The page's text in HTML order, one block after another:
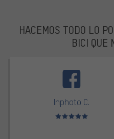
HACEMOS TODO LO
BICI QUE
Inphoto C.
Valoración media: 5 de 5